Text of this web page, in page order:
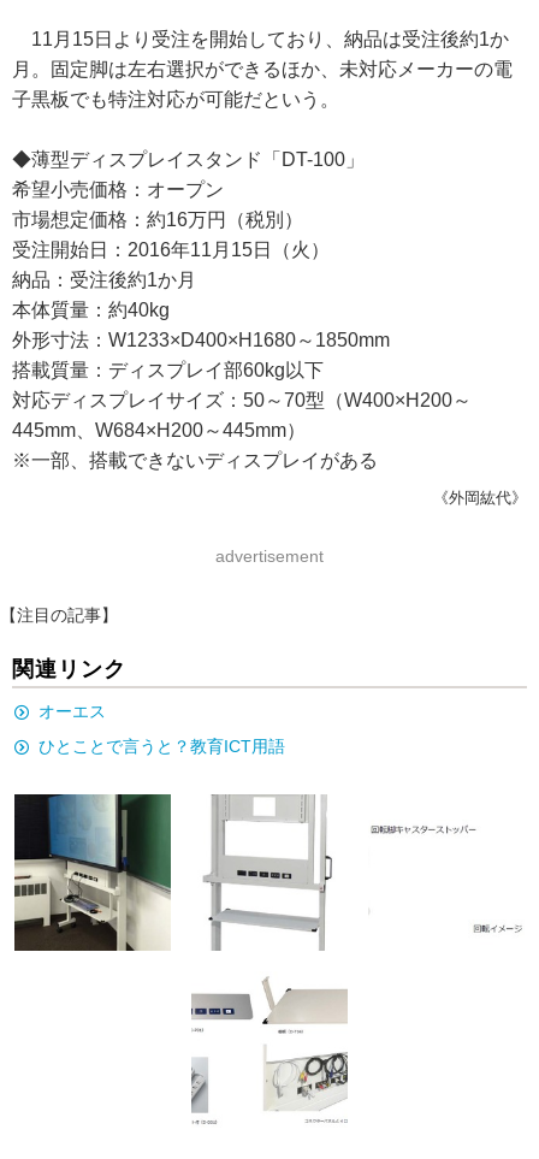
11月15日より受注を開始しており、納品は受注後約1か
月。固定脚は左右選択ができるほか、未対応メーカーの電
子黒板でも特注対応が可能だという。
◆薄型ディスプレイスタンド「DT-100」
希望小売価格：オープン
市場想定価格：約16万円（税別）
受注開始日：2016年11月15日（火）
納品：受注後約1か月
本体質量：約40kg
外形寸法：W1233×D400×H1680～1850mm
搭載質量：ディスプレイ部60kg以下
対応ディスプレイサイズ：50～70型（W400×H200～
445mm、W684×H200～445mm）
※一部、搭載できないディスプレイがある
《外岡紘代》
advertisement
【注目の記事】
関連リンク
オーエス
ひとことで言うと？教育ICT用語